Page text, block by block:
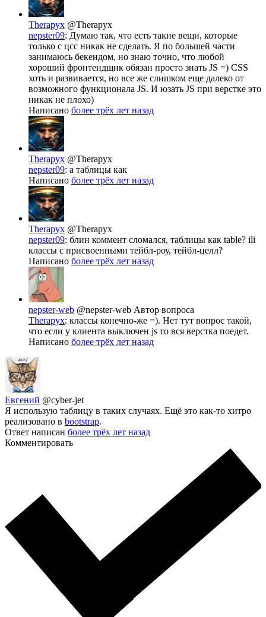
Therapyx @Therapyx
nepster09: Думаю так, что есть такие вещи, которые
только с цсс никак не сделать. Я по большей части
занимаюсь бекендом, но знаю точно, что любой
хороший фронтендщик обязан просто знать JS =) CSS
хоть и развивается, но все же слишком еще далеко от
возможного функционала JS. И юзать JS при верстке это
никак не плохо)
Написано более трёх лет назад
Therapyx @Therapyx
nepster09: а таблицы как
Написано более трёх лет назад
Therapyx @Therapyx
nepster09: блин коммент сломался, таблицы как table? ili
классы с присвоенными тейбл-роу, тейбл-целл?
Написано более трёх лет назад
nepster-web @nepster-web Автор вопроса
Therapyx: классы конечно-же =). Нет тут вопрос такой,
что если у клиента выключен js то вся верстка поедет.
Написано более трёх лет назад
Евгений @cyber-jet
Я использую таблицу в таких случаях. Ещё это как-то хитро
реализовано в bootstrap.
Ответ написан более трёх лет назад
Комментировать